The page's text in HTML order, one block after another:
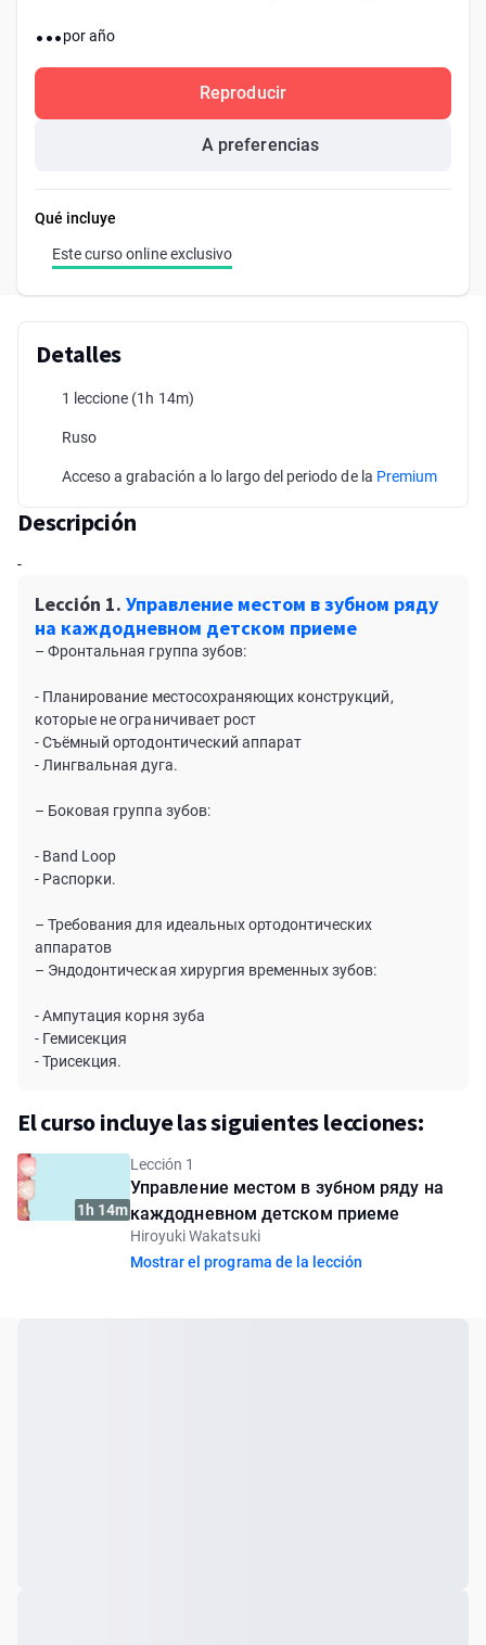
...por año
Reproducir
A preferencias
Qué incluye
Este curso online exclusivo
Detalles
1 leccione (1h 14m)
Ruso
Acceso a grabación a lo largo del periodo de la Premium
Descripción
-
Lección 1. Управление местом в зубном ряду
на каждодневном детском приеме
– Фронтальная группа зубов:
- Планирование местосохраняющих конструкций,
которые не ограничивает рост
- Съёмный ортодонтический аппарат
- Лингвальная дуга.
– Боковая группа зубов:
- Band Loop
- Распорки.
– Требования для идеальных ортодонтических
аппаратов
– Эндодонтическая хирургия временных зубов:
- Ампутация корня зуба
- Гемисекция
- Трисекция.
El curso incluye las siguientes lecciones:
1h 14m
Lección 1
Управление местом в зубном ряду на
каждодневном детском приеме
Hiroyuki Wakatsuki
Mostrar el programa de la lección